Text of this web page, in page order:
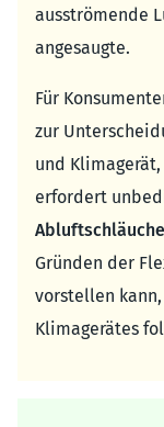
ausströmende
angesaugte.
Für
zur
und
erfordert
Abluftschläuche
Gründen der
vorstellen
Klimagerätes